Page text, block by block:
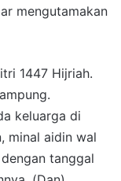
mengutamakan
1447 Hijriah.
keluarga di
minal aidin wal
tanggal